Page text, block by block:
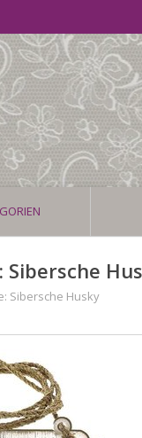
Sibersche
Sibersche Husky